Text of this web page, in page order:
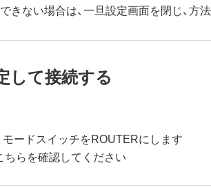
ない場合は、一旦設定画面を閉じ、方
して接続する
ードスイッチをROUTERにします
ちらを確認してください